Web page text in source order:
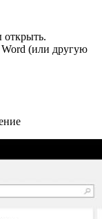
открыть.
Word (или другую